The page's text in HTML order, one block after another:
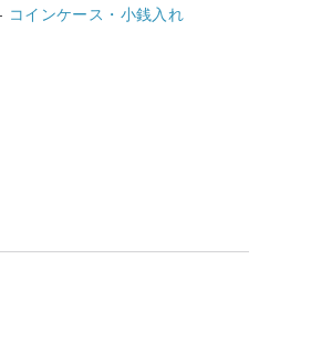
コインケース・小銭入れ